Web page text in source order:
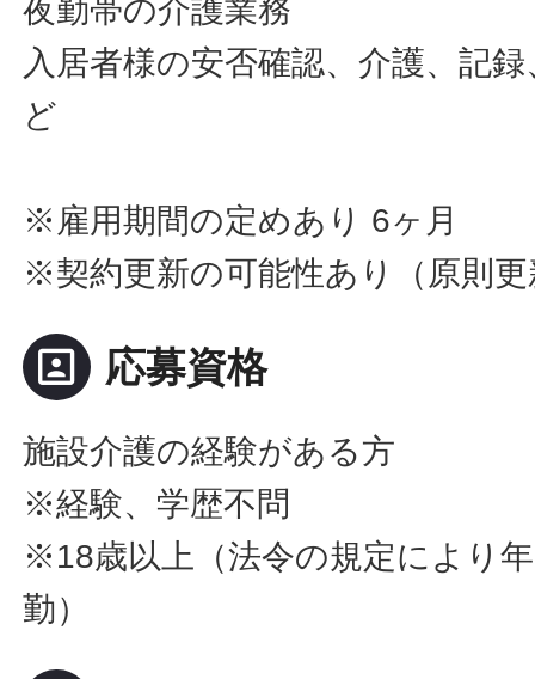
夜勤帯の介護業務
入居者様の安否確認、介護、記
ど
※雇用期間の定めあり 6ヶ月
※契約更新の可能性あり（原則更
portrait 応募資格
施設介護の経験がある方
※経験、学歴不問
※18歳以上（法令の規定により
勤）